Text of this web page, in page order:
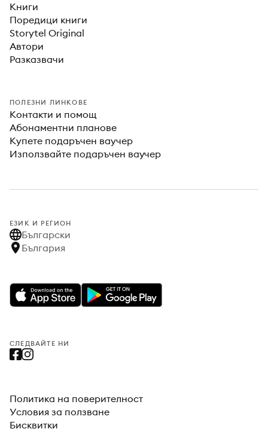
Книги
Поредици книги
Storytel Original
Автори
Разказвачи
ПОЛЕЗНИ ЛИНКОВЕ
Контакти и помощ
Абонаментни планове
Купете подаръчен ваучер
Използвайте подаръчен ваучер
ЕЗИК И РЕГИОН
Български
България
СЛЕДВАЙТЕ НИ
Политика на поверителност
Условия за ползване
Бисквитки